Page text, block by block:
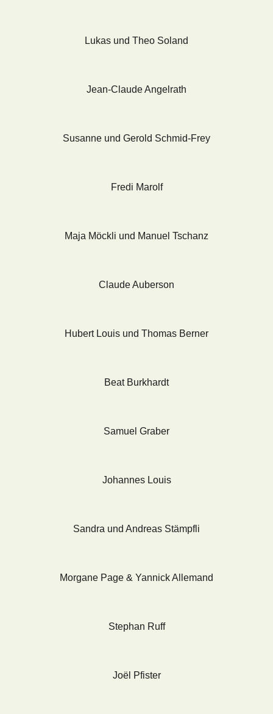
Lukas und Theo Soland
Jean-Claude Angelrath
Susanne und Gerold Schmid-Frey
Fredi Marolf
Maja Möckli und Manuel Tschanz
Claude Auberson
Hubert Louis und Thomas Berner
Beat Burkhardt
Samuel Graber
Johannes Louis
Sandra und Andreas Stämpfli
Morgane Page & Yannick Allemand
Stephan Ruff
Joël Pfister